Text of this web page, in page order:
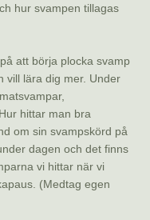
hur svampen tillagas
att börja plocka svamp
vill lära dig mer. Under
hittar man bra
om sin svampskörd på
dagen och det finns
vi hittar när vi
(Medtag egen